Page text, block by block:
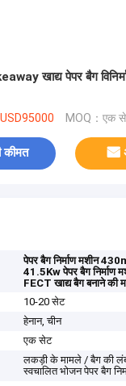
खाद्य पेपर बैग
MOQ：एक
कीमत
पेपर बैग निर्माण मशीन
41.5Kw पेपर बैग निर्माण
FECT खाद्य बैग बनाने की
10-20 सेट
हेनान, चीन
एक सेट
लकड़ी के मामले / बैग की
स्वचालित भोजन पेपर बैग